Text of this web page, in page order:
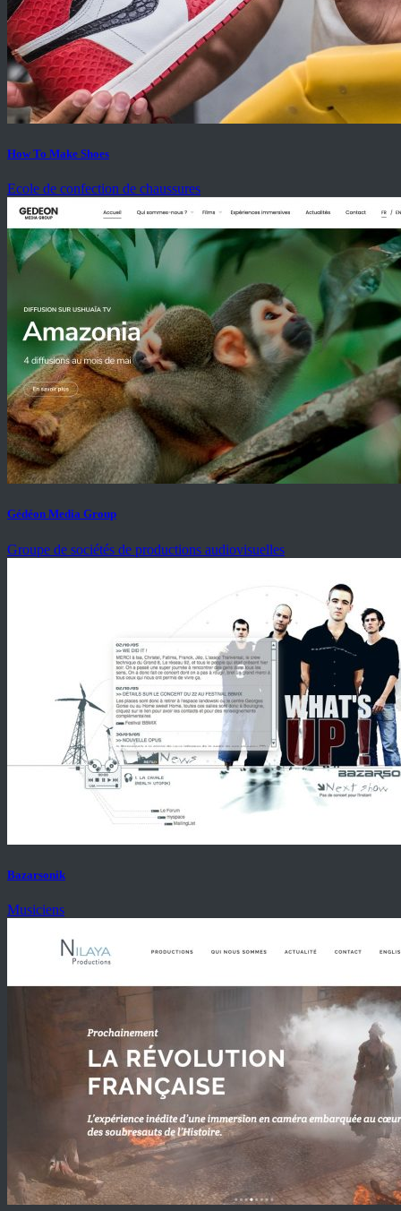
How To Make Shoes
Ecole de confection de chaussures
Gédéon Media Group
Groupe de sociétés de productions audiovisuelles
Bazarsonik
Musiciens